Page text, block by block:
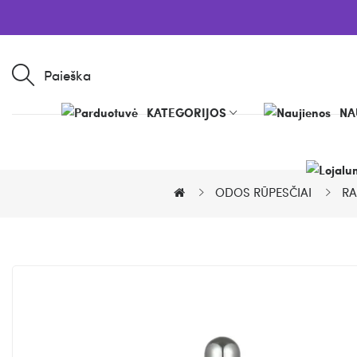
Paieška
KATEGORIJOS
ODOS RŪPESČIAI